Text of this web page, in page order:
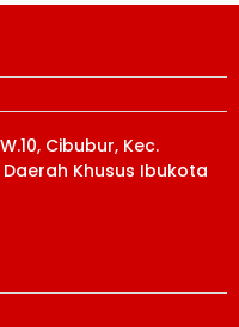
Cibubur, Kec.
Khusus Ibukota